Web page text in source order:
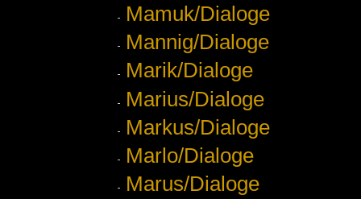
Mamuk/Dialoge
Mannig/Dialoge
Marik/Dialoge
Marius/Dialoge
Markus/Dialoge
Marlo/Dialoge
Marus/Dialoge